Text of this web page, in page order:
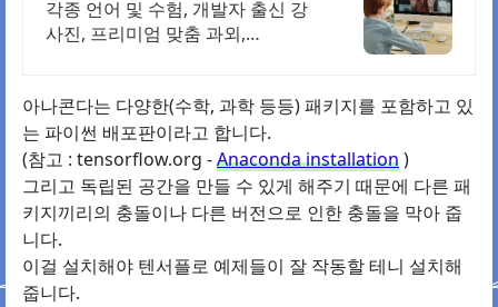
선생님들과 함께
각종 언어 및 수험, 개발자 출신 강
사진, 프리미엄 맞춤 과외,
아나콘다는 다양한(수학, 과학 등등) 패키지를 포함하고 있
는 파이썬 배포판이라고 합니다.
(참고 : tensorflow.org -Anaconda installation)
그리고 독립된 공간을 만들 수 있게 해주기 때문에 다른 패
키지끼리의 충돌이나 다른 버전으로 인한 충돌을 막아 줍
니다.
이걸 설치해야 텐서플로 예제들이 잘 작동할 테니 설치해
줍니다.